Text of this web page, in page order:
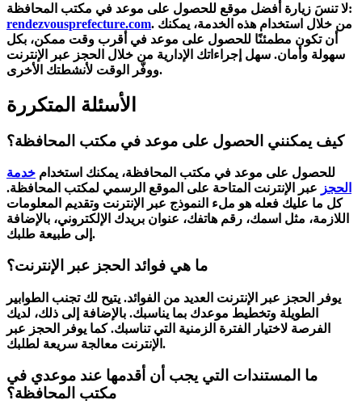
لا تنسَ زيارة أفضل موقع للحصول على موعد في مكتب المحافظة:
rendezvousprefecture.com. من خلال استخدام هذه الخدمة، يمكنك
أن تكون مطمئنًا للحصول على موعد في أقرب وقت ممكن، بكل
سهولة وأمان. سهل إجراءاتك الإدارية من خلال الحجز عبر الإنترنت
ووفّر الوقت لأنشطتك الأخرى.
الأسئلة المتكررة
كيف يمكنني الحصول على موعد في مكتب المحافظة؟
للحصول على موعد في مكتب المحافظة، يمكنك استخدام خدمة
الحجز عبر الإنترنت المتاحة على الموقع الرسمي لمكتب المحافظة.
كل ما عليك فعله هو ملء النموذج عبر الإنترنت وتقديم المعلومات
اللازمة، مثل اسمك، رقم هاتفك، عنوان بريدك الإلكتروني، بالإضافة
إلى طبيعة طلبك.
ما هي فوائد الحجز عبر الإنترنت؟
يوفر الحجز عبر الإنترنت العديد من الفوائد. يتيح لك تجنب الطوابير
الطويلة وتخطيط موعدك بما يناسبك. بالإضافة إلى ذلك، لديك
الفرصة لاختيار الفترة الزمنية التي تناسبك. كما يوفر الحجز عبر
الإنترنت معالجة سريعة لطلبك.
ما المستندات التي يجب أن أقدمها عند موعدي في
مكتب المحافظة؟